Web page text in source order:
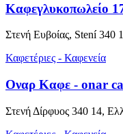
Καφεγλυκοπωλείο
Στενή Ευβοίας, Stení 340
Καφετέριες - Καφενεία
Οναρ Καφε - onar
Στενή Δίρφυος 340 14,